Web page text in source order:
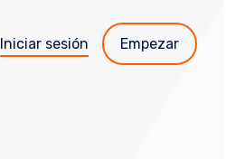
Iniciar sesión Empezar